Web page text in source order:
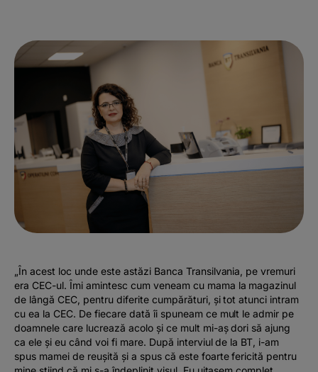
„În acest loc unde este astăzi Banca Transilvania, pe vremuri
era CEC-ul. Îmi amintesc cum veneam cu mama la magazinul
de lângă CEC, pentru diferite cumpărături, și tot atunci intram
cu ea la CEC. De fiecare dată îi spuneam ce mult le admir pe
doamnele care lucrează acolo și ce mult mi-aș dori să ajung
ca ele și eu când voi fi mare. După interviul de la BT, i-am
spus mamei de reușită și a spus că este foarte fericită pentru